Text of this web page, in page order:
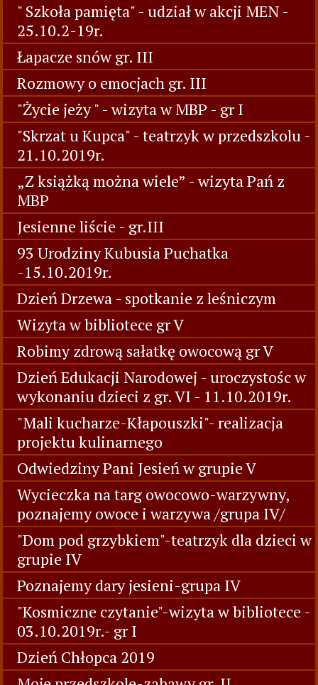
" Szkoła pamięta" - udział w akcji MEN -
25.10.2-19r.
Łapacze snów gr. III
Rozmowy o emocjach gr. III
"Życie jeży " - wizyta w MBP - gr I
"Skrzat u Kupca" - teatrzyk w przedszkolu -
21.10.2019r.
„Z książką można wiele” - wizyta Pań z
MBP
Jesienne liście - gr.III
93 Urodziny Kubusia Puchatka
-15.10.2019r.
Dzień Drzewa - spotkanie z leśniczym
Wizyta w bibliotece gr V
Robimy zdrową sałatkę owocową gr V
Dzień Edukacji Narodowej - uroczystośc w
wykonaniu dzieci z gr. VI - 11.10.2019r.
"Mali kucharze-Kłapouszki"- realizacja
projektu kulinarnego
Odwiedziny Pani Jesień w grupie V
Wycieczka na targ owocowo-warzywny,
poznajemy owoce i warzywa /grupa IV/
"Dom pod grzybkiem"-teatrzyk dla dzieci w
grupie IV
Poznajemy dary jesieni-grupa IV
"Kosmiczne czytanie"-wizyta w bibliotece -
03.10.2019r.- gr I
Dzień Chłopca 2019